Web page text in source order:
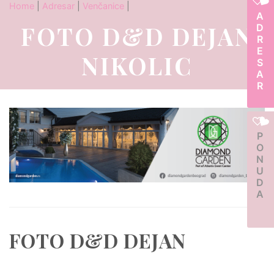
ADRESAR
PONUDA
Home Adresar Venčanice
FOTO D&D DEJAN
NIKOLIC
FOTO D&D DEJAN